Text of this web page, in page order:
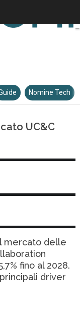
Nomine Tech
UC&C
mercato delle
fino al 2028.
driver